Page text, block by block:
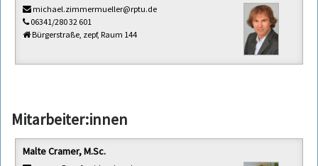
michael.zimmermueller@rptu.de
06341/280 32 601
Bürgerstraße, zepf, Raum 144
Mitarbeiter:innen
Malte Cramer, M.Sc.